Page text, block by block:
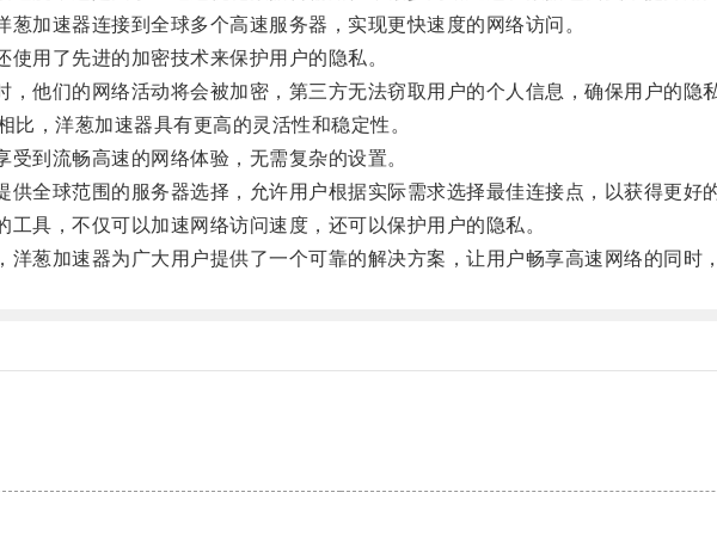
加速器连接到全球多个高速服务器，实现更快速度的网络访问。
用了先进的加密技术来保护用户的隐私。
们的网络活动将会被加密，第三方无法窃取用户的个人信息，确保用户的隐私
，洋葱加速器具有更高的灵活性和稳定性。
到流畅高速的网络体验，无需复杂的设置。
球范围的服务器选择，允许用户根据实际需求选择最佳连接点，以获得更好的
具，不仅可以加速网络访问速度，还可以保护用户的隐私。
加速器为广大用户提供了一个可靠的解决方案，让用户畅享高速网络的同时